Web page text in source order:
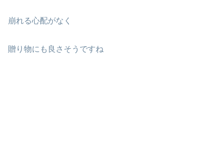
崩れる心配がなく
贈り物にも良さそうですね